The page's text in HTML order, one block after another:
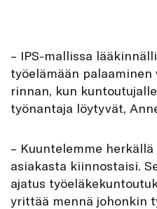
– IPS-mallissa
työelämään
rinnan, kun
työnantaja löytyvät,
– Kuuntelemme
asiakasta kiinnostaisi.
ajatus
yrittää mennä johonkin